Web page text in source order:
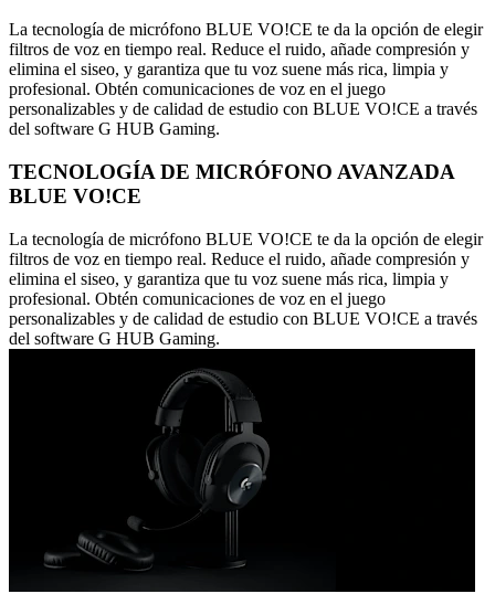
La tecnología de micrófono BLUE VO!CE te da la opción de elegir
filtros de voz en tiempo real. Reduce el ruido, añade compresión y
elimina el siseo, y garantiza que tu voz suene más rica, limpia y
profesional. Obtén comunicaciones de voz en el juego
personalizables y de calidad de estudio con BLUE VO!CE a través
del software G HUB Gaming.
TECNOLOGÍA DE MICRÓFONO AVANZADA
BLUE VO!CE
La tecnología de micrófono BLUE VO!CE te da la opción de elegir
filtros de voz en tiempo real. Reduce el ruido, añade compresión y
elimina el siseo, y garantiza que tu voz suene más rica, limpia y
profesional. Obtén comunicaciones de voz en el juego
personalizables y de calidad de estudio con BLUE VO!CE a través
del software G HUB Gaming.